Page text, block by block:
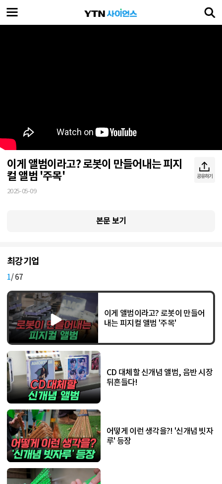
이게 앨범이라고? 로봇이 만들어내는 피지
컬 앨범 '주목'
2025-05-09
공유하기
[저작권자(c) YTN science 무단전재, 재배포 및 AI 데이터 활용 금지]
본문 보기
최강기업
1/ 67
이게 앨범이라고? 로봇이 만들어
내는 피지컬 앨범 '주목'
CD 대체할 신개념 앨범, 음반 시장
뒤흔들다!
어떻게 이런 생각을?! '신개념 빗자
루' 등장